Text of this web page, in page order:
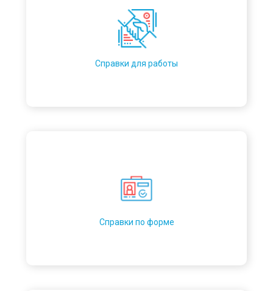
Справки для работы
Справки по форме